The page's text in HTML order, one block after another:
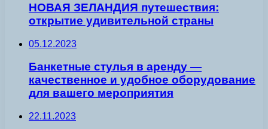
НОВАЯ ЗЕЛАНДИЯ путешествия:
открытие удивительной страны
05.12.2023
Банкетные стулья в аренду —
качественное и удобное оборудование
для вашего мероприятия
22.11.2023